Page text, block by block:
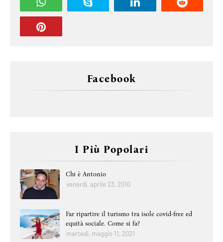
Facebook
I Più Popolari
Chi è Antonio
venerdì, aprile 23, 2010
Far ripartire il turismo tra isole covid-free ed
equità sociale. Come si fa?
martedì, maggio 11, 2021